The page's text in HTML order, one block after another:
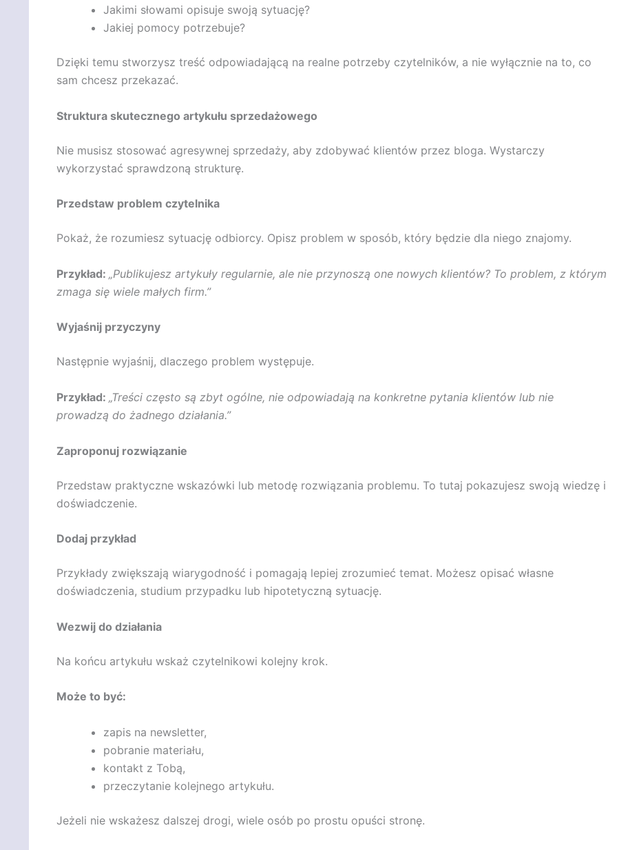
Jakimi słowami opisuje swoją sytuację?
Jakiej pomocy potrzebuje?
Dzięki temu stworzysz treść odpowiadającą na realne potrzeby czytelników, a nie wyłącznie na to, co
sam chcesz przekazać.
Struktura skutecznego artykułu sprzedażowego
Nie musisz stosować agresywnej sprzedaży, aby zdobywać klientów przez bloga. Wystarczy
wykorzystać sprawdzoną strukturę.
Przedstaw problem czytelnika
Pokaż, że rozumiesz sytuację odbiorcy. Opisz problem w sposób, który będzie dla niego znajomy.
Przykład: „Publikujesz artykuły regularnie, ale nie przynoszą one nowych klientów? To problem, z którym
zmaga się wiele małych firm.”
Wyjaśnij przyczyny
Następnie wyjaśnij, dlaczego problem występuje.
Przykład: „Treści często są zbyt ogólne, nie odpowiadają na konkretne pytania klientów lub nie
prowadzą do żadnego działania.”
Zaproponuj rozwiązanie
Przedstaw praktyczne wskazówki lub metodę rozwiązania problemu. To tutaj pokazujesz swoją wiedzę i
doświadczenie.
Dodaj przykład
Przykłady zwiększają wiarygodność i pomagają lepiej zrozumieć temat. Możesz opisać własne
doświadczenia, studium przypadku lub hipotetyczną sytuację.
Wezwij do działania
Na końcu artykułu wskaż czytelnikowi kolejny krok.
Może to być:
zapis na newsletter,
pobranie materiału,
kontakt z Tobą,
przeczytanie kolejnego artykułu.
Jeżeli nie wskażesz dalszej drogi, wiele osób po prostu opuści stronę.